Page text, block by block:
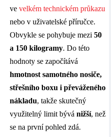
ve velkém technickém průkazu
nebo v uživatelské příručce.
Obvykle se pohybuje mezi 50
a 150 kilogramy. Do této
hodnoty se započítává
hmotnost samotného nosiče,
střešního boxu i převáženého
nákladu, takže skutečný
využitelný limit bývá nižší, než
se na první pohled zdá.